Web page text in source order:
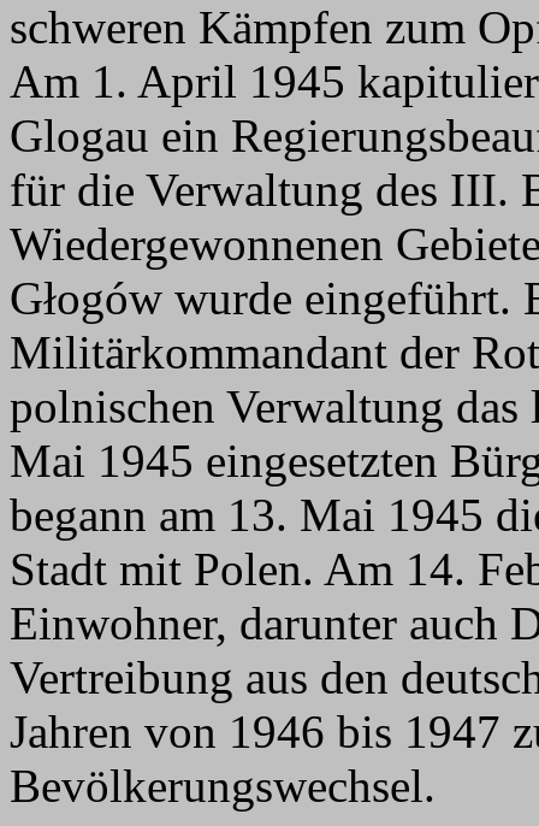
schweren Kämpfen zum
Am 1. April 1945
Glogau ein
für die Verwaltung des III.
Wiedergewonnenen
Głogów wurde eingeführt.
Militärkommandant der
polnischen Verwaltung
Mai 1945 eingesetzten
begann am 13. Mai 1945
Stadt mit Polen. Am 14.
Einwohner, darunter auch
Vertreibung aus den
Jahren von 1946 bis 1947
Bevölkerungswechsel.